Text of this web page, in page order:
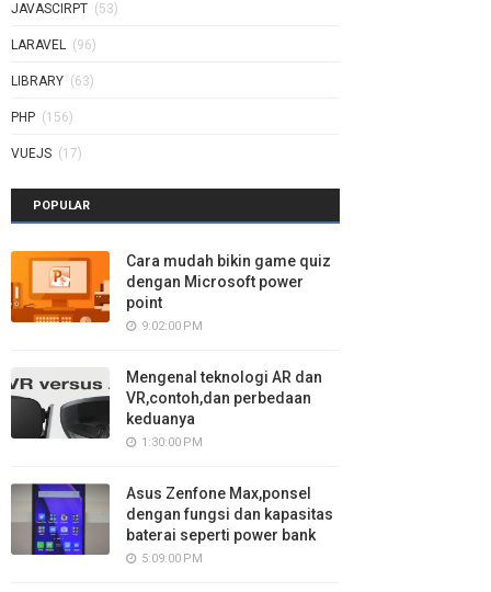
JAVASCIRPT (53)
LARAVEL (96)
LIBRARY (63)
PHP (156)
VUEJS (17)
POPULAR
Cara mudah bikin game quiz
dengan Microsoft power
point
9:02:00 PM
Mengenal teknologi AR dan
VR,contoh,dan perbedaan
keduanya
1:30:00 PM
Asus Zenfone Max,ponsel
dengan fungsi dan kapasitas
baterai seperti power bank
5:09:00 PM